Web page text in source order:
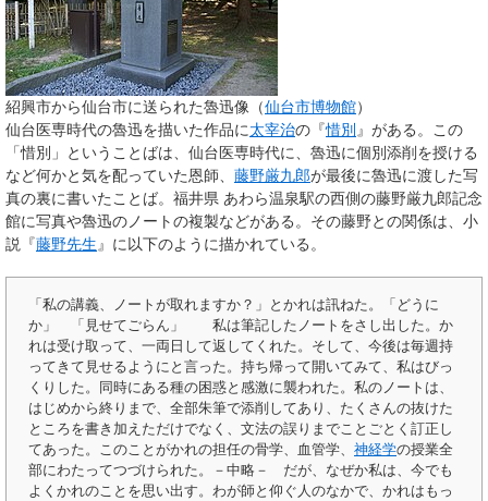
紹興市から仙台市に送られた魯迅像（仙台市博物館）
仙台医専時代の魯迅を描いた作品に太宰治の『惜別 』がある。この
「惜別」ということばは、仙台医専時代に、魯迅に個別添削を授ける
など何かと気を配っていた恩師、 藤野厳九郎が最後に魯迅に渡した写
真の裏に書いたことば。福井県 あわら温泉駅の西側の藤野厳九郎記念
館に写真や魯迅のノートの複製などがある。その藤野との関係は、小
説『藤野先生』に以下のように描かれている。
「私の講義、ノートが取れますか？」とかれは訊ねた。「どうに
か」 「見せてごらん」 私は筆記したノートをさし出した。か
れは受け取って、一両日して返してくれた。そして、今後は毎週持
ってきて見せるようにと言った。持ち帰って開いてみて、私はびっ
くりした。同時にある種の困惑と感激に襲われた。私のノートは、
はじめから終りまで、全部朱筆で添削してあり、たくさんの抜けた
ところを書き加えただけでなく、文法の誤りまでことごとく訂正し
てあった。このことがかれの担任の骨学、血管学、 神経学の授業全
部にわたってつづけられた。－中略－ だが、なぜか私は、今でも
よくかれのことを思い出す。わが師と仰ぐ人のなかで、かれはもっ